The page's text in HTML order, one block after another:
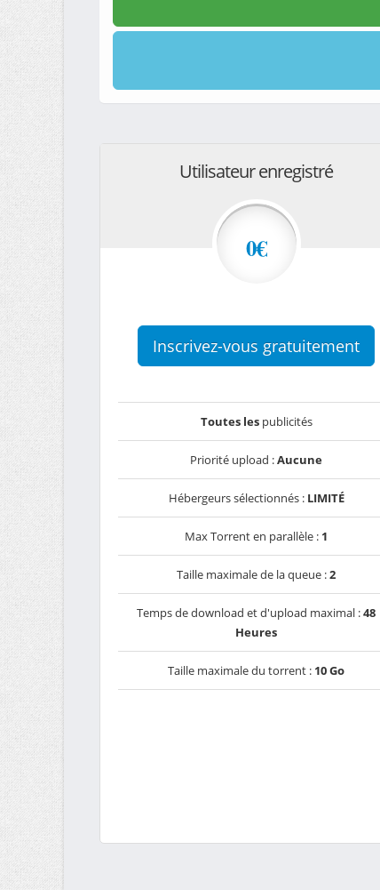
Utilisateur enregistré
0€
Inscrivez-vous gratuitement
Toutes lespublicités
Priorité upload :Aucune
Hébergeurs sélectionnés : LIMITÉ
Max Torrent en parallèle : 1
Taille maximale de la queue :2
Temps de download et d'upload maximal :48
Heures
Taille maximale du torrent : 10 Go